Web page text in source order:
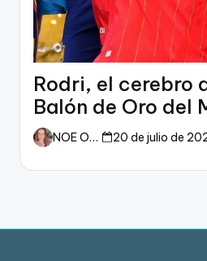
Rodri, el cerebro
Balón de Oro del
dueño del fútbol
NOE ORTIZ 20 de julio de